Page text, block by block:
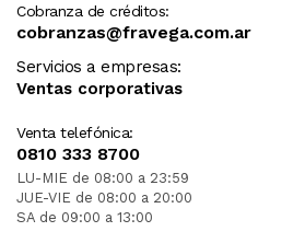
Cobranza de créditos:
cobranzas@fravega.com.ar
Servicios a empresas:
Ventas corporativas
Venta telefónica:
0810 333 8700
LU-MIE de 08:00 a 23:59
JUE-VIE de 08:00 a 20:00
SA de 09:00 a 13:00